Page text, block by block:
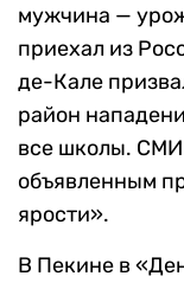
мужчина —
приехал из
де-Кале
район
все школы. СМИ
объявленным
ярости».
В Пекине в